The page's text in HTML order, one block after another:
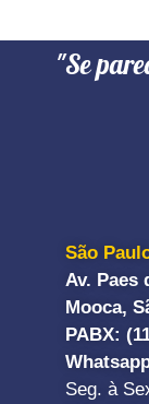
"Se
São
Av. Paes
Mooca,
PABX:
Seg. à